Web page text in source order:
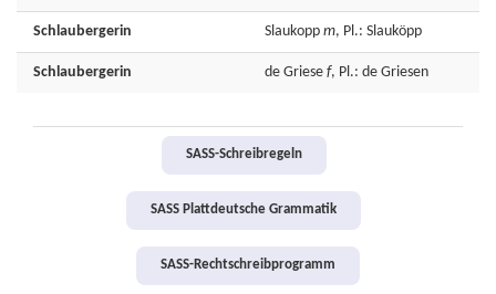
Schlaubergerin Slaukopp m, Pl.: Slauköpp
Schlaubergerin de Griese f, Pl.: de Griesen
SASS-Schreibregeln
SASS Plattdeutsche Grammatik
SASS-Rechtschreibprogramm